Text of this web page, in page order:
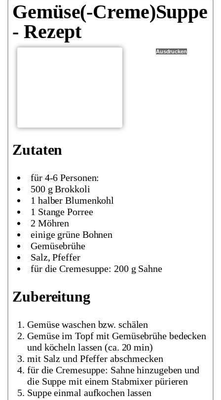
Gemüse(-Creme)Suppe
- Rezept
Ausdrucken
Zutaten
für 4-6 Personen:
500 g Brokkoli
1 halber Blumenkohl
1 Stange Porree
2 Möhren
einige grüne Bohnen
Gemüsebrühe
Salz, Pfeffer
für die Cremesuppe: 200 g Sahne
Zubereitung
Gemüse waschen bzw. schälen
Gemüse im Topf mit Gemüsebrühe bedecken
und köcheln lassen (ca. 20 min)
mit Salz und Pfeffer abschmecken
für die Cremesuppe: Sahne hinzugeben und
die Suppe mit einem Stabmixer pürieren
Suppe einmal aufkochen lassen